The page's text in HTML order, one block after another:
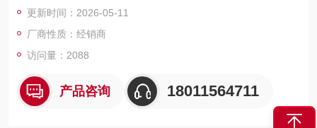
更新时间：2026-05-11
厂商性质：经销商
访问量：2088
产品咨询 18011564711